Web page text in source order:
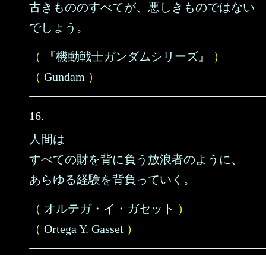
古きもののすべてが、悪しきものではない
でしょう。
（ 『機動戦士ガンダムシリーズ』
）
（ Gundam ）
16.
人間は
すべての財を背に負う放浪者のように、
あらゆる経験を背負っていく。
（ オルテガ・イ・ガセット ）
（ Ortega Y. Gasset ）